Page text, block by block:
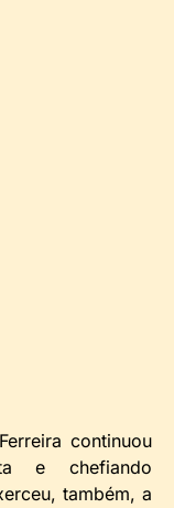
continuou
e chefiando
também, a